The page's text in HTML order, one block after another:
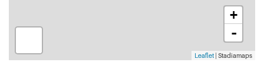
+
-
Leaflet | Stadiamaps